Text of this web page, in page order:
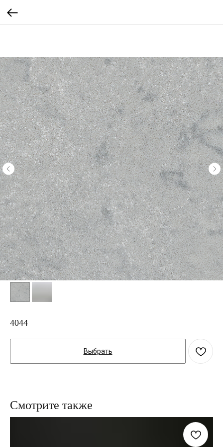
4044
Выбрать
Смотрите также